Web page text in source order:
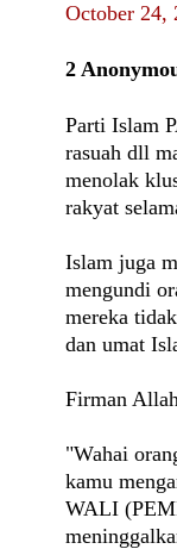
October 24,
2
Parti Islam
rasuah dll
menolak
rakyat
Islam juga
mengundi
mereka
dan umat
Firman
"Wahai
kamu
WALI